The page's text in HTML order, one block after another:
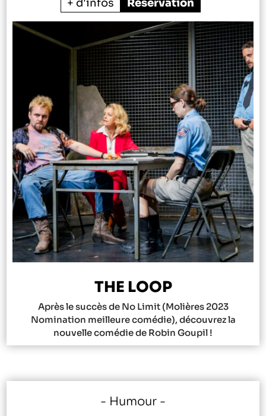
+ d'infos Réservation
THE LOOP
Après le succès de No Limit (Molières 2023
Nomination meilleure comédie), découvrez la
nouvelle comédie de Robin Goupil !
Humour